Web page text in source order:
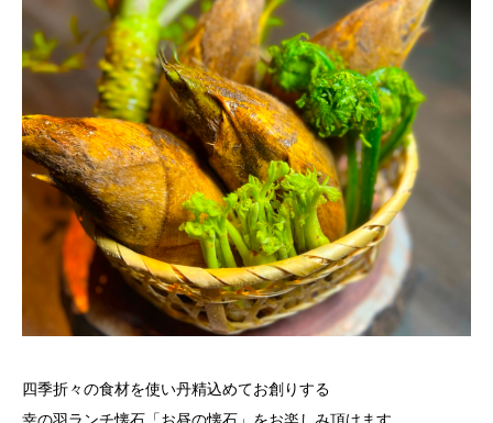
四季折々の食材を使い丹精込めてお創りする